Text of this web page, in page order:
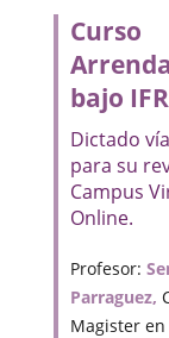
Curso
bajo
Dictado
para su
Campus
Online.
Profesor:
Parraguez,
Magister